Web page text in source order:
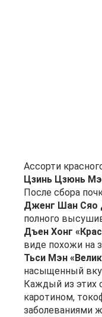
Ассорти
Цзинь Цзюнь
После сбора
Дженг Шан Сяо
полного
Дъен Хонг
виде похожи на
Тьси Мэн
насыщенный
Каждый из этих
каротином,
заболеваниями